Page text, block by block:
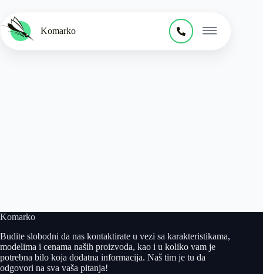
Komarko
Komarko
Budite slobodni da nas kontaktirate u vezi sa karakteristikama,
modelima i cenama naših proizvoda, kao i u koliko vam je
potrebna bilo koja dodatna informacija. Naš tim je tu da
odgovori na sva vaša pitanja!